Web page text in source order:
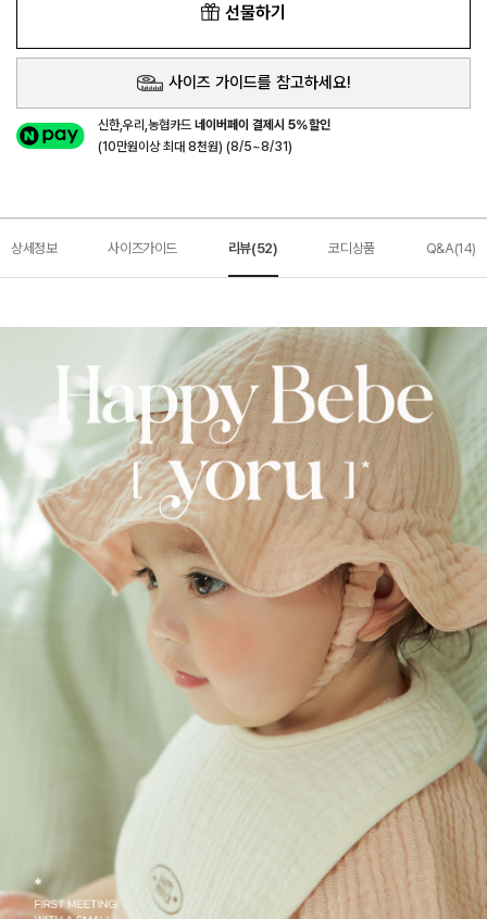
선물하기
사이즈 가이드를 참고하세요!
신한,우리,농협카드네이버페이 결제시 5%할인
(10만원이상 최대 8천원) (8/5~8/31)
상세정보 사이즈가이드 리뷰(52) 코디상품 Q&A(14)